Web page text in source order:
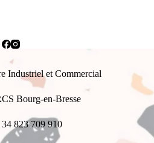
Industriel et Commercial
Bourg-en-Bresse
823 709 910